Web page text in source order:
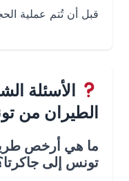
قبل أن تُتم عملية الحجز.
الأسئلة
الطيران من تونس
ما هي أرخص طريقة
تونس إلى جاكرتا؟